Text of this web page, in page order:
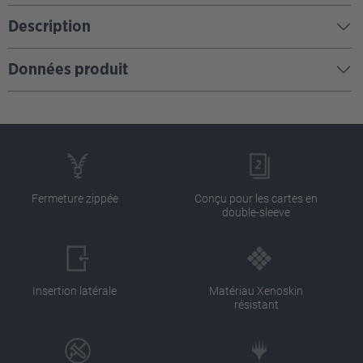
Description
Données produit
Fermeture zippée
Conçu pour les cartes en
double-sleeve
Insertion latérale
Matériau Xenoskin
résistant